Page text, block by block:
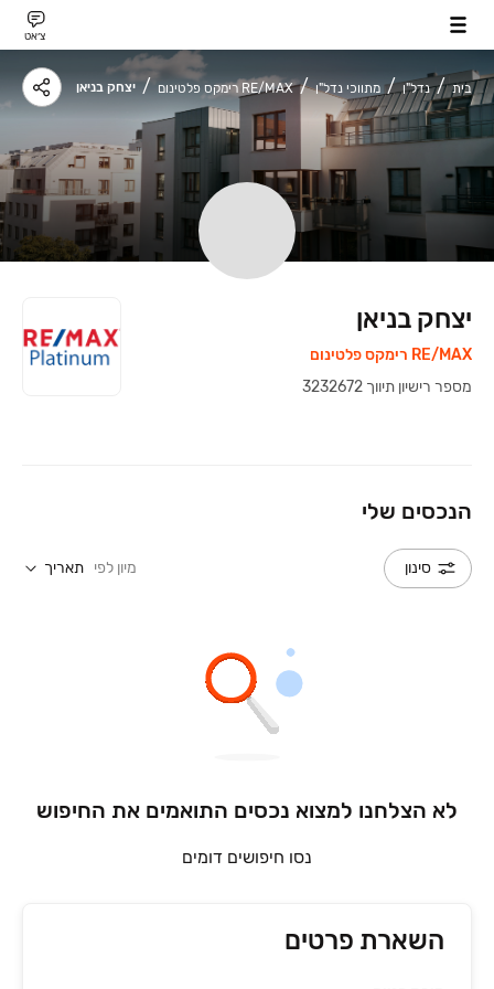
צ׳אט
בית נדל"ן מתווכי נדל"ן RE/MAX רימקס פלטינום יצחק בניאן
יצחק בניאן
RE/MAX רימקס פלטינום
מספר רישיון תיווך 3232672
הנכסים שלי
סינון מיון לפי תאריך
לא הצלחנו למצוא נכסים התואמים את החיפוש
נסו חיפושים דומים
השארת פרטים